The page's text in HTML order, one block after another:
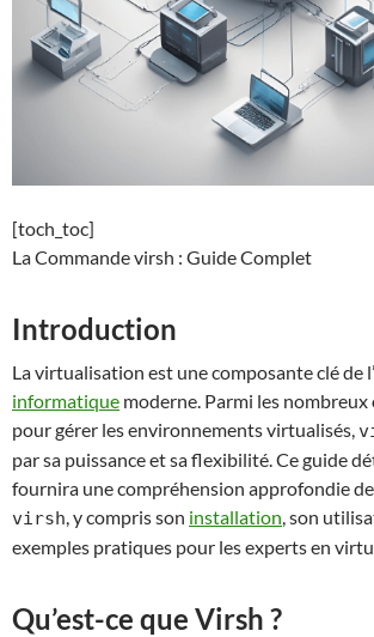
[toch_toc]
La Commande virsh : Guide Complet
Introduction
La virtualisation est une composante clé de
informatique moderne. Parmi les
pour gérer les environnements virtualisés,
par sa puissance et sa flexibilité. Ce guide
fournira une compréhension approfondie
virsh , y compris son installation , son
exemples pratiques pour les experts en
Qu’est-ce que Virsh ?